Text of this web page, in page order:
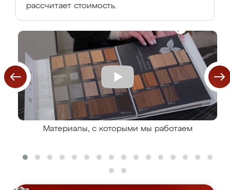
рассчитает стоимость.
Материалы, с которыми мы работаем